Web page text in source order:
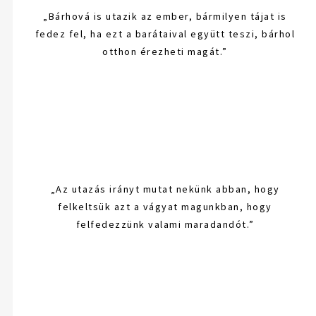
„Bárhová is utazik az ember, bármilyen tájat is
fedez fel, ha ezt a barátaival együtt teszi, bárhol
otthon érezheti magát.”
„Az utazás irányt mutat nekünk abban, hogy
felkeltsük azt a vágyat magunkban, hogy
felfedezzünk valami maradandót.”